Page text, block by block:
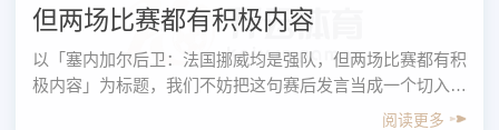
但两场比赛都有积极内容
以「塞内加尔后卫：法国挪威均是强队，但两场比赛都有积
极内容」为标题，我们不妨把这句赛后发言当成一个切入
口，写给足球爱好者的“专业指南”：如何像职业球员和教练
阅读更多